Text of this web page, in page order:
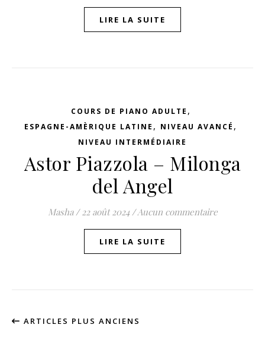
LIRE LA SUITE
COURS DE PIANO ADULTE ,
ESPAGNE-AMÈRIQUE LATINE , NIVEAU AVANCÉ ,
NIVEAU INTERMÉDIAIRE
Astor Piazzola – Milonga
del Angel
Masha / 22 août 2024 /Aucun commentaire
LIRE LA SUITE
ARTICLES PLUS ANCIENS